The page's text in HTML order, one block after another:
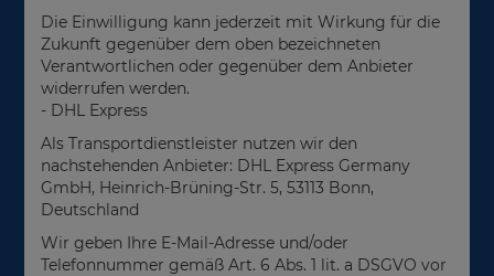
Die Einwilligung kann jederzeit mit Wirkung für die
Zukunft gegenüber dem oben bezeichneten
Verantwortlichen oder gegenüber dem Anbieter
widerrufen werden.
- DHL Express
Als Transportdienstleister nutzen wir den
nachstehenden Anbieter: DHL Express Germany
GmbH, Heinrich-Brüning-Str. 5, 53113 Bonn,
Deutschland
Wir geben Ihre E-Mail-Adresse und/oder
Telefonnummer gemäß Art. 6 Abs. 1 lit. a DSGVO vor